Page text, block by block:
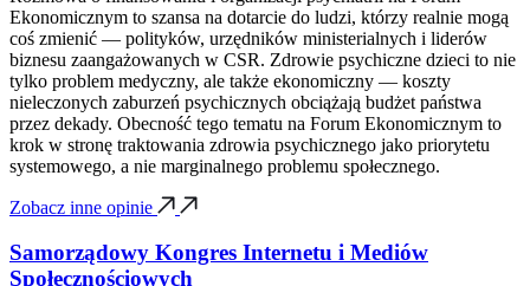
Ekonomicznym to szansa na dotarcie do ludzi, którzy realnie mogą
coś zmienić — polityków, urzędników ministerialnych i liderów
biznesu zaangażowanych w CSR. Zdrowie psychiczne dzieci to nie
tylko problem medyczny, ale także ekonomiczny — koszty
nieleczonych zaburzeń psychicznych obciążają budżet państwa
przez dekady. Obecność tego tematu na Forum Ekonomicznym to
krok w stronę traktowania zdrowia psychicznego jako priorytetu
systemowego, a nie marginalnego problemu społecznego.
Zobacz inne opinie
Samorządowy Kongres Internetu i Mediów
Społecznościowych